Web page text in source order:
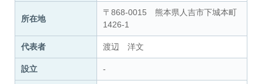
所在地
〒868-0015 熊本県人吉市下城本町
1426-1
代表者 渡辺 洋文
設立 -